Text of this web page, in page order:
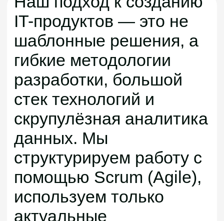
Мы работаем для
клиента и для клиентов
наших клиентов. Мы
гордимся своей работой
Finalist
EY Entrepreneur of the Year